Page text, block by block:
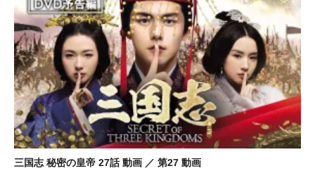
司，リウ・ユーハン…小川凌輝，チアオ・ションイー…桝谷尚
樹，【脚本】チャン・ジアン，【演出】パトリック・ヤウ，ステ
ィーブ・チェン
三国志 秘密の皇帝 27話 動画 ／ 第27 動画